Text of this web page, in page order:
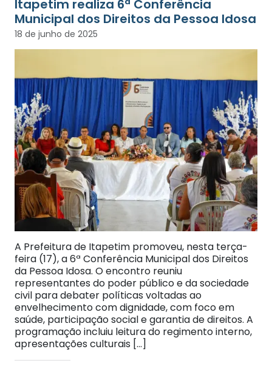
Itapetim realiza 6ª Conferência
Municipal dos Direitos da Pessoa Idosa
18 de junho de 2025
A Prefeitura de Itapetim promoveu, nesta terça-
feira (17), a 6ª Conferência Municipal dos Direitos
da Pessoa Idosa. O encontro reuniu
representantes do poder público e da sociedade
civil para debater políticas voltadas ao
envelhecimento com dignidade, com foco em
saúde, participação social e garantia de direitos. A
programação incluiu leitura do regimento interno,
apresentações culturais […]